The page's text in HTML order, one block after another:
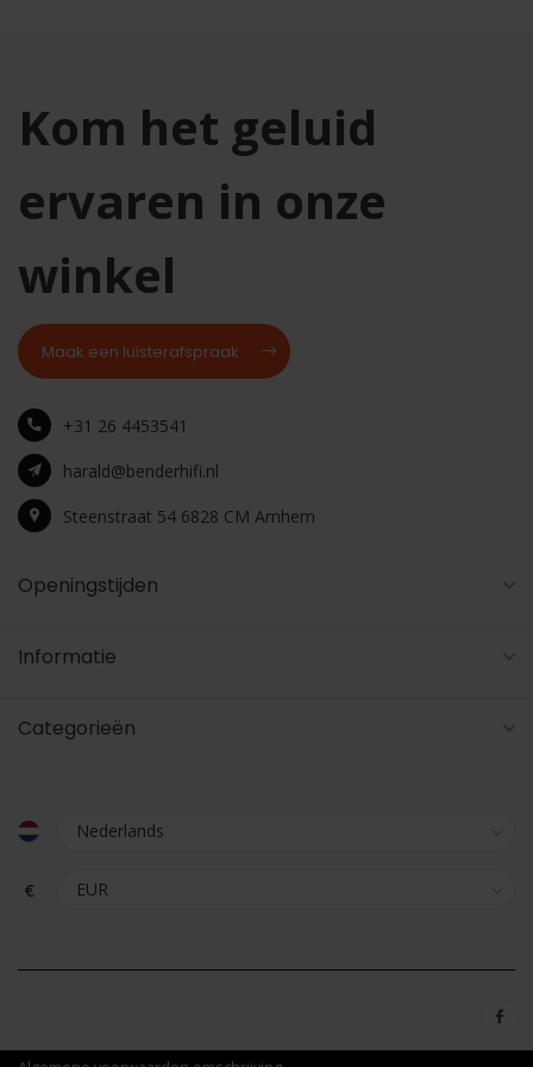
Kom het geluid
ervaren in onze
winkel
Maak een luisterafspraak
+31 26 4453541
harald@benderhifi.nl
Steenstraat 54 6828 CM Arnhem
Openingstijden
Informatie
Categorieën
€